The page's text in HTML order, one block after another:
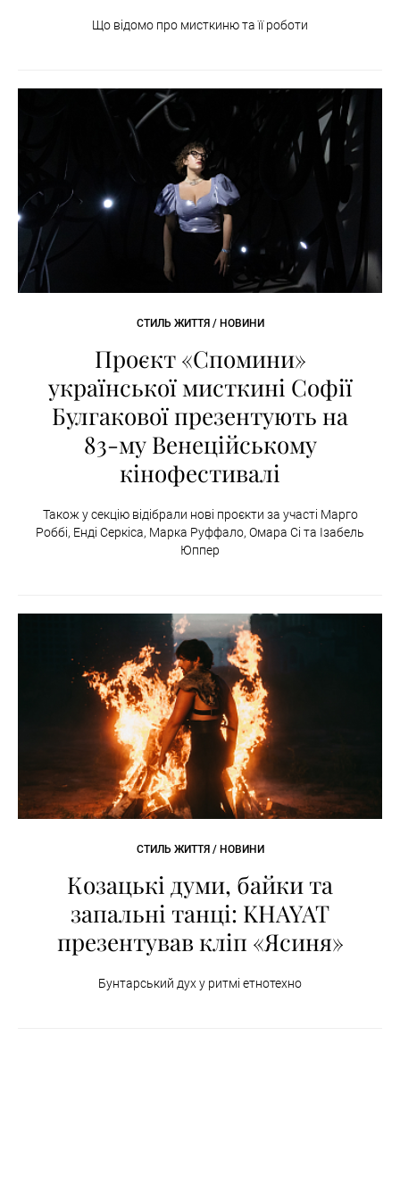
Що відомо про мисткиню та її роботи
СТИЛЬ ЖИТТЯ / НОВИНИ
Проєкт «Спомини»
української мисткині Софії
Булгакової презентують на
83-му Венеційському
кінофестивалі
Також у секцію відібрали нові проєкти за участі Марго
Роббі, Енді Серкіса, Марка Руффало, Омара Сі та Ізабель
Юппер
СТИЛЬ ЖИТТЯ / НОВИНИ
Козацькі думи, байки та
запальні танці: KHAYAT
презентував кліп «Ясиня»
Бунтарський дух у ритмі етнотехно